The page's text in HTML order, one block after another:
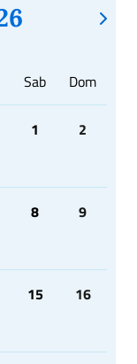
Sab Dom
1 2
8 9
15 16